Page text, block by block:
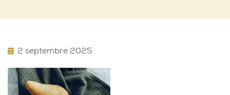
2 septembre 2025